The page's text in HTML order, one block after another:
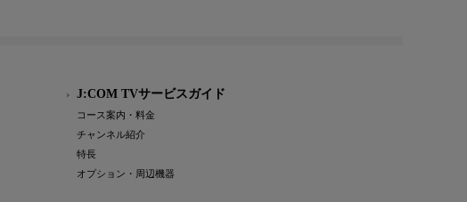
J:COM TVサービスガイド
コース案内・料金
チャンネル紹介
特長
オプション・周辺機器